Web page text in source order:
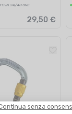
IN 24/48 ORE
29,50 €